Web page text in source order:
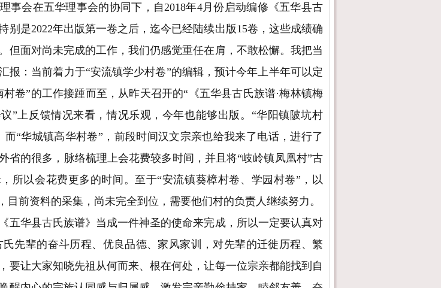
事会在五华理事会的协同下，自2018年4月份启动编修《五华县古
别是2022年出版第一卷之后，迄今已经陆续出版15卷，这些成绩确
但面对尚未完成的工作，我们仍感觉重任在肩，不敢松懈。我把当
报：当前着力于“安流镇学少村卷”的编辑，预计今年上半年可以定
卷”的工作接踵而至，从昨天召开的“《五华县古氏族谱·梅林镇梅
”上反馈情况来看，情况乐观，今年也能够出版。“华阳镇陂坑村
而“华城镇高华村卷”，前段时间汉文宗亲也给我来了电话，进行了
省的很多，脉络梳理上会花费较多时间，并且将“岐岭镇凤凰村”古
所以会花费更多的时间。至于“安流镇葵樟村卷、学园村卷”，以
目前资料的采集，尚未完全到位，需要他们村的负责人继续努力。
五华县古氏族谱》当成一件神圣的使命来完成，所以一定要认真对
先辈的奋斗历程、优良品德、家风家训，对先辈的迁徙历程、繁
要让大家知晓先祖从何而来、根在何处，让每一位宗亲都能找到自